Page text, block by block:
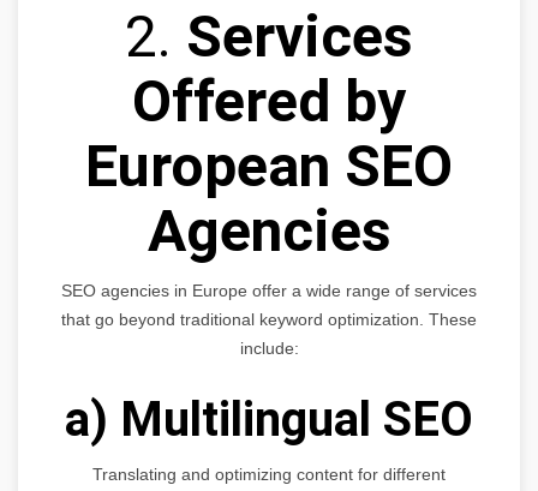
2. Services
Offered by
European SEO
Agencies
SEO agencies in Europe offer a wide range of services
that go beyond traditional keyword optimization. These
include:
a) Multilingual SEO
Translating and optimizing content for different